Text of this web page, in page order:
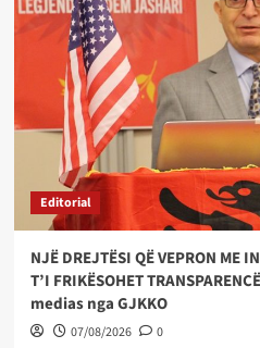
Editorial
NJË DREJTËSI QË VEPRON ME
T’I FRIKËSOHET
medias nga GJKKO
07/08/2026 0